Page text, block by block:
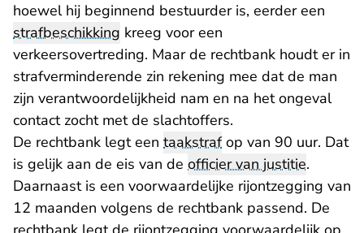
hoewel hij beginnend bestuurder is, eerder een
strafbeschikking kreeg voor een
verkeersovertreding. Maar de rechtbank houdt er in
strafverminderende zin rekening mee dat de man
zijn verantwoordelijkheid nam en na het ongeval
contact zocht met de slachtoffers.
De rechtbank legt een taakstrafop van 90 uur. Dat
is gelijk aan de eis van de officier van justitie.
Daarnaast is een voorwaardelijke rijontzegging van
12 maanden volgens de rechtbank passend. De